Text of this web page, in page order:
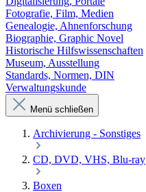
Fotografie, Film, Medien
Genealogie, Ahnenforschung
Biographie, Graphic Novel
Historische Hilfswissenschaften
Museum, Ausstellung
Standards, Normen, DIN
Verwaltungskunde
Menü schließen
Archivierung - Sonstiges
CD, DVD, VHS, Blu-ray
Boxen